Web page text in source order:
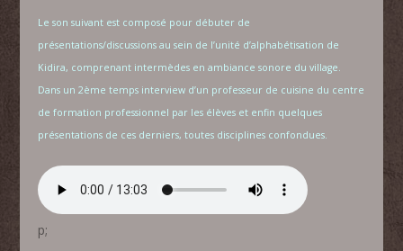
Le son suivant est composé pour débuter de
présentations/discussions au sein de l’unité d’alphabétisation de
Kidira, comprenant intermèdes en ambiance sonore du village.
Dans un 2ème temps interview d’un professeur de cuisine du centre
de formation professionnel par les élèves et enfin quelques
présentations de ces derniers, toutes disciplines confondues.
p;